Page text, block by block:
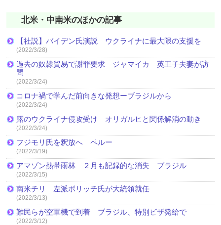
北米・中南米のほかの記事
【社説】バイデン氏演説 ウクライナに最大限の支援を
(2022/3/28)
過去の奴隷貿易で謝罪要求 ジャマイカ 英王子夫妻が訪
問
(2022/3/24)
コロナ禍で学んだ前向きな発想ーブラジルから
(2022/3/24)
露のウクライナ侵攻受け オリガルヒと関係解消の動き
(2022/3/24)
フジモリ氏を釈放へ ペルー
(2022/3/19)
アマゾン熱帯雨林 ２月も記録的な消失 ブラジル
(2022/3/15)
南米チリ 左派ボリッチ氏が大統領就任
(2022/3/13)
難民らが空軍機で到着 ブラジル、特別ビザ発給で
(2022/3/12)